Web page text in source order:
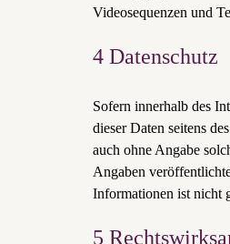
Videosequenzen und
4 Datenschutz
Sofern innerhalb des
dieser Daten seitens
auch ohne Angabe
Angaben
Informationen ist nicht
5